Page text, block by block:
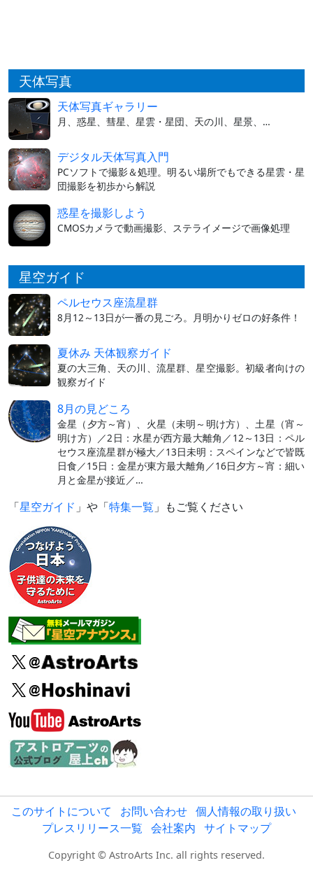
天体写真
天体写真ギャラリー
月、惑星、彗星、星雲・星団、天の川、星景、…
デジタル天体写真入門
PCソフトで撮影＆処理。明るい場所でもできる星雲・星
団撮影を初歩から解説
惑星を撮影しよう
CMOSカメラで動画撮影、ステライメージで画像処理
星空ガイド
ペルセウス座流星群
8月12～13日が一番の見ごろ。月明かりゼロの好条件！
夏休み 天体観察ガイド
夏の大三角、天の川、流星群、星空撮影。初級者向けの
観察ガイド
8月の見どころ
金星（夕方～宵）、火星（未明～明け方）、土星（宵～
明け方）／2日：水星が西方最大離角／12～13日：ペル
セウス座流星群が極大／13日未明：スペインなどで皆既
日食／15日：金星が東方最大離角／16日夕方～宵：細い
月と金星が接近／…
「星空ガイド 」や「特集一覧 」もご覧ください
このサイトについて お問い合わせ 個人情報の取り扱い
プレスリリース一覧 会社案内 サイトマップ
Copyright © AstroArts Inc. all rights reserved.